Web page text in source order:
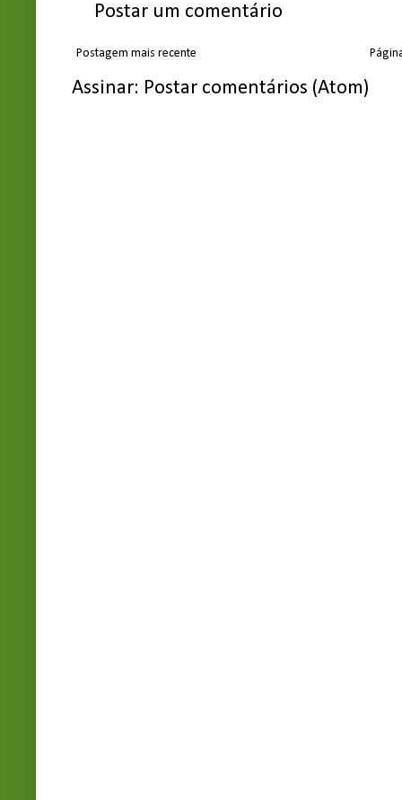
Postar um comentário
Postagem mais recente
Assinar: Postar comentários (Atom)